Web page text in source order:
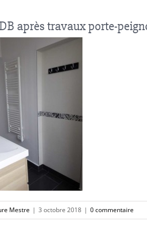
après travaux porte-
Mestre | 3 octobre 2018 | 0 commentaire